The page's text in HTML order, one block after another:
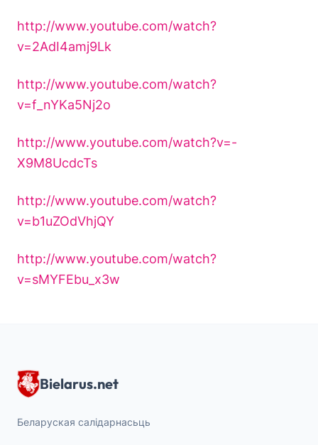
http://www.youtube.com/watch?
v=2AdI4amj9Lk
http://www.youtube.com/watch?
v=f_nYKa5Nj2o
http://www.youtube.com/watch?v=-
X9M8UcdcTs
http://www.youtube.com/watch?
v=b1uZOdVhjQY
http://www.youtube.com/watch?
v=sMYFEbu_x3w
Bielarus.net
Беларуская салідарнасьць